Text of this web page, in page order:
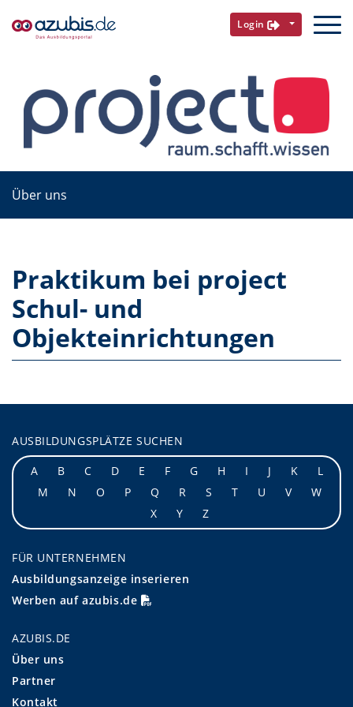
Login
Über uns
Praktikum bei project
Schul- und
Objekteinrichtungen
AUSBILDUNGSPLÄTZE SUCHEN
A
B C D E F G H I J K
L
M
N O P Q R S T U V
W
X
Y Z
FÜR UNTERNEHMEN
Ausbildungsanzeige inserieren
Werben auf azubis.de
AZUBIS.DE
Über uns
Partner
Kontakt